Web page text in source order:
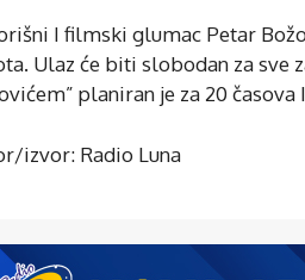
I filmski glumac Petar
Ulaz će biti slobodan za sve
planiran je za 20 časova
izvor: Radio Luna